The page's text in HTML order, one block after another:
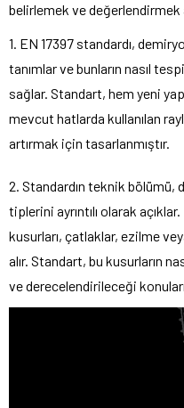
belirlemek ve değerlendirmek
1. EN 17397 standardı,
tanımlar ve bunların nasıl
sağlar. Standart, hem yeni
mevcut hatlarda kullanılan
artırmak için tasarlanmıştır.
2. Standardın teknik bölümü,
tiplerini ayrıntılı olarak
kusurları, çatlaklar, ezilme
alır. Standart, bu kusurların
ve derecelendirileceği